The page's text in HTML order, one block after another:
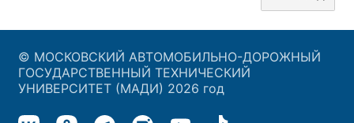
© МОСКОВСКИЙ АВТОМОБИЛЬНО-ДОРОЖНЫЙ
ГОСУДАРСТВЕННЫЙ ТЕХНИЧЕСКИЙ
УНИВЕРСИТЕТ (МАДИ) 2026 год